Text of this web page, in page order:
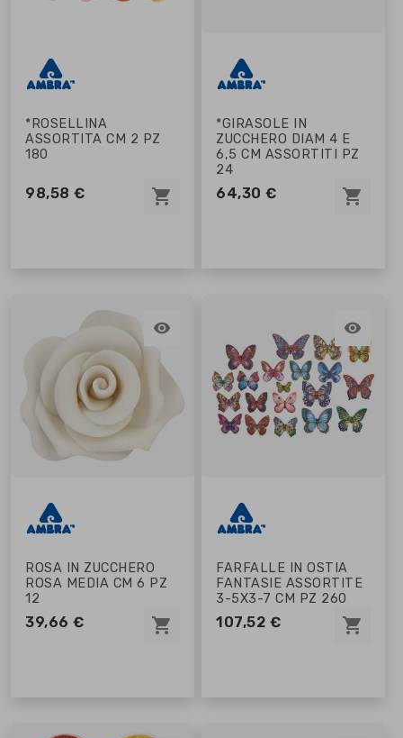
*ROSELLINA
ASSORTITA CM 2 PZ
180
98,58 € shopping_cart
*GIRASOLE IN
ZUCCHERO DIAM 4 E
6,5 CM ASSORTITI PZ
24
64,30 € shopping_cart

ROSA IN ZUCCHERO
ROSA MEDIA CM 6 PZ
12
39,66 € shopping_cart

FARFALLE IN OSTIA
FANTASIE ASSORTITE
3-5X3-7 CM PZ 260
107,52 € shopping_cart